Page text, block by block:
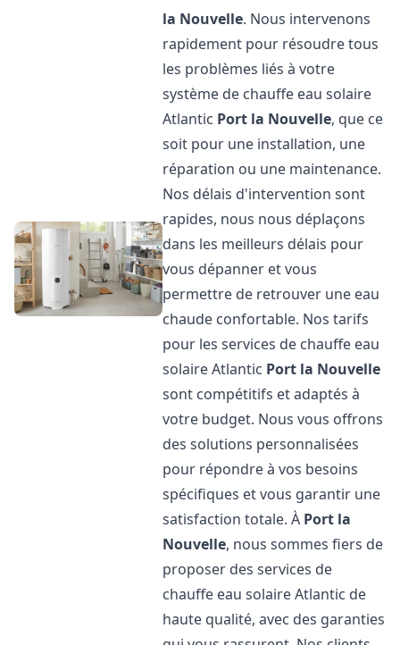
la Nouvelle. Nous intervenons
rapidement pour résoudre tous
les problèmes liés à votre
système de chauffe eau solaire
Atlantic Port la Nouvelle, que ce
soit pour une installation, une
réparation ou une maintenance.
Nos délais d'intervention sont
rapides, nous nous déplaçons
dans les meilleurs délais pour
vous dépanner et vous
permettre de retrouver une eau
chaude confortable. Nos tarifs
pour les services de chauffe eau
solaire Atlantic Port la Nouvelle
sont compétitifs et adaptés à
votre budget. Nous vous offrons
des solutions personnalisées
pour répondre à vos besoins
spécifiques et vous garantir une
satisfaction totale. À Port la
Nouvelle, nous sommes fiers de
proposer des services de
chauffe eau solaire Atlantic de
haute qualité, avec des garanties